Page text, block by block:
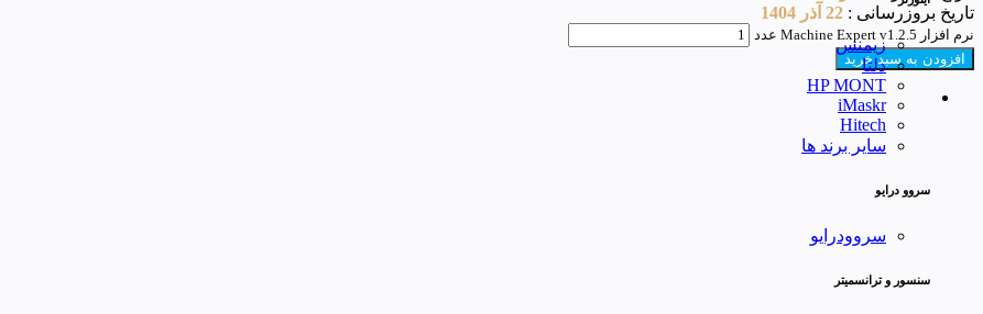
زیمنس
دلتا
HP MONT
iMaskr
Hitech
سایر برند ها
سروو درایو
سروودرایو
سنسور و ترانسمیتر
تاریخ بروزرسانی : 22 آذر 1404
نرم افزار Machine Expert v1.2.5 عدد
افزودن به سبد خرید